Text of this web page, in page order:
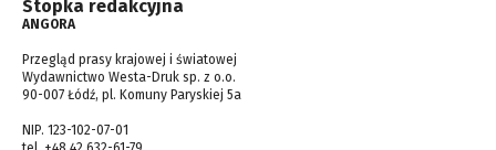
Stopka redakcyjna
ANGORA
Przegląd prasy krajowej i światowej
Wydawnictwo Westa-Druk sp. z o.o.
90-007 Łódź, pl. Komuny Paryskiej 5a
NIP. 123-102-07-01